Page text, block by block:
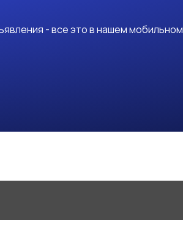
- все это в нашем мобильном